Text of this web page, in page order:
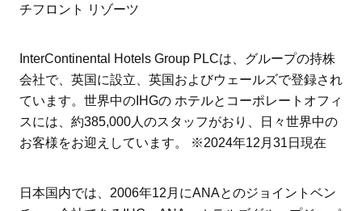
チフロント リゾーツ
InterContinental Hotels Group PLCは、グループの持株
会社で、英国に設立、英国およびウェールズで登録され
ています。世界中のIHGの ホテルとコーポレートオフィ
スには、約385,000人のスタッフがおり、日々世界中の
お客様をお迎えしています。 ※2024年12月31日現在
日本国内では、2006年12月にANAとのジョイントベン